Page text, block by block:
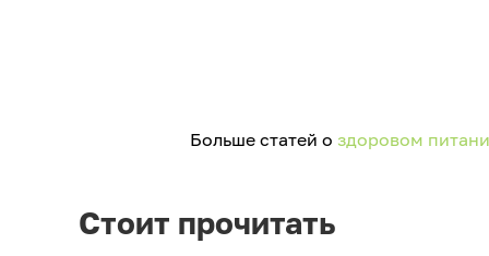
Больше статей о здоровом
Стоит прочитать